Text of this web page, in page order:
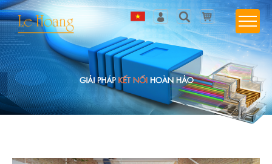
Tiếng ViệtĐăng nhập
Sản phẩm yêu thích